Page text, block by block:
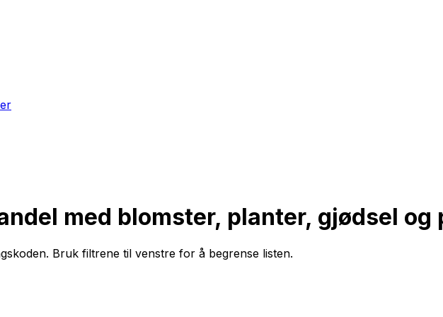
med blomster, planter, gjødsel
Bruk filtrene til venstre for å begrense listen.